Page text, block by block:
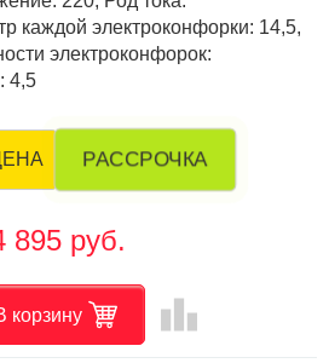
каждой электроконфорки: 14,5,
электроконфорок:
4,5
РАССРОЧКА
895 руб.
корзину leaderboard